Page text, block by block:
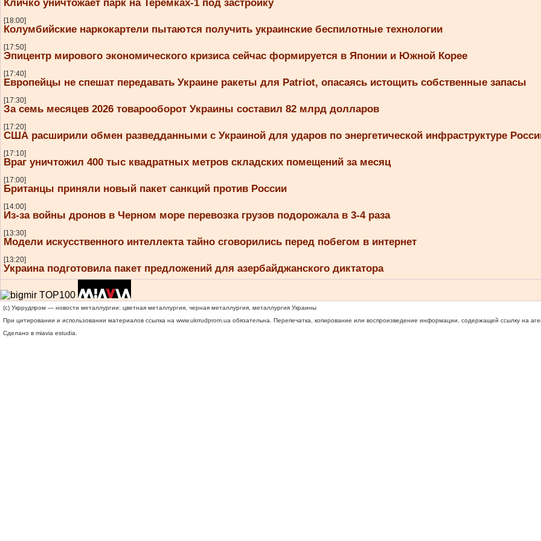
Кличко уничтожает парк на Теремках-1 под застройку
[18:00]
Колумбийские наркокартели пытаются получить украинские беспилотные технологии
[17:50]
Эпицентр мирового экономического кризиса сейчас формируется в Японии и Южной Корее
[17:40]
Европейцы не спешат передавать Украине ракеты для Patriot, опасаясь истощить собственные запасы
[17:30]
За семь месяцев 2026 товарооборот Украины составил 82 млрд долларов
[17:20]
США расширили обмен разведданными с Украиной для ударов по энергетической инфраструктуре
[17:10]
Враг уничтожил 400 тыс квадратных метров складских помещений за месяц
[17:00]
Британцы приняли новый пакет санкций против России
[14:00]
Из-за войны дронов в Черном море перевозка грузов подорожала в 3-4 раза
[13:30]
Модели искусственного интеллекта тайно сговорились перед побегом в интернет
[13:20]
Украина подготовила пакет предложений для азербайджанского диктатора
(c) Укррудпром — новости металлургии: цветная металлургия, черная металлургия, металлургия Украины
При цитировании и использовании материалов ссылка на www.ukrrudprom.ua обязательна. Перепечатка, копирование или воспроизведение информации, содержащей ссылку на
Сделано в miavia estudia.